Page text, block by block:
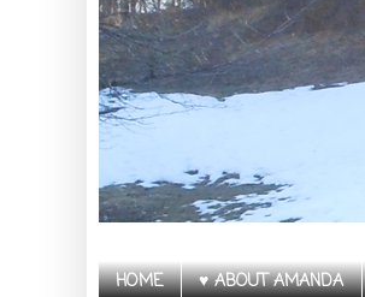
HOME ♥ ABOUT AMANDA